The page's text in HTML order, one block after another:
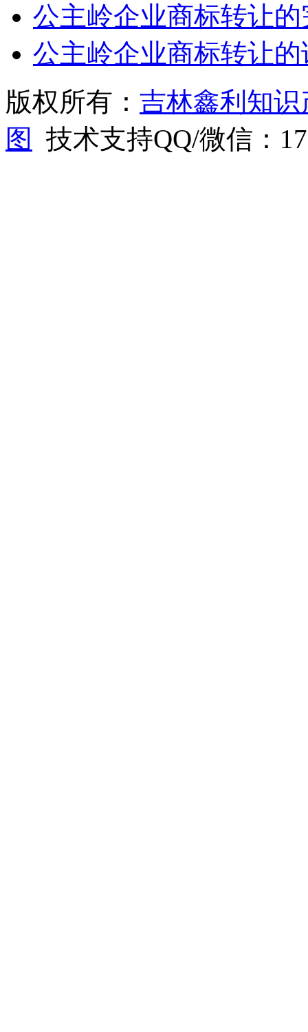
公主岭企业商标转让
公主岭企业商标转让
版权所有： 吉林鑫利知
图
技术支持QQ/微信：